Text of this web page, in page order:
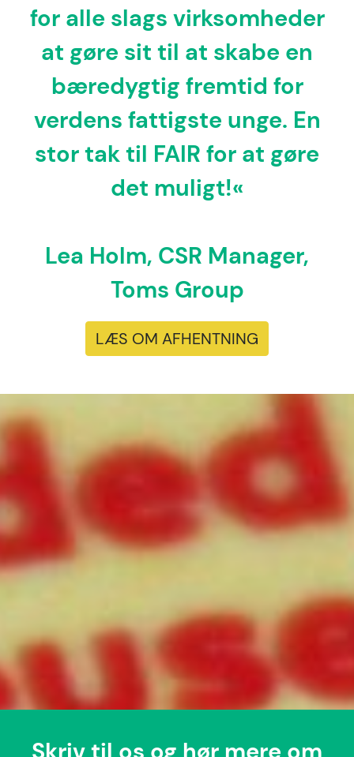
for alle slags virksomheder
at gøre sit til at skabe en
bæredygtig fremtid for
verdens fattigste unge. En
stor tak til FAIR for at gøre
det muligt!«
Lea Holm, CSR Manager,
Toms Group
LÆS OM AFHENTNING